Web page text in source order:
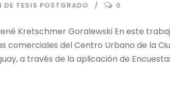
DE TESIS POSTGRADO 0
Kretschmer Goralewski En este
comerciales del Centro Urbano de la
a través de la aplicación de